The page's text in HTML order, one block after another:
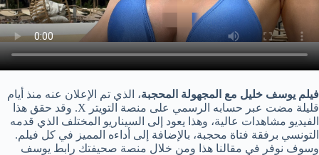
فيلم يوسف خليل مع المجهولة المحجبة، الذي تم الإعلان عنه منذ أيام
قليلة مضت عبر حسابه الرسمي على منصة التويتر X. وقد حقق هذا
الفيديو مشاهدات عالية، وهذا يعود إلى السيناريو المختلف الذي قدمه
التونسي برفقة فتاة محجبة، بالإضافة إلى أداءه المميز في كل فيلم.
وسوف نوفر في مقالنا هذا ومن خلال منصة صحيفتك رابط يوسف